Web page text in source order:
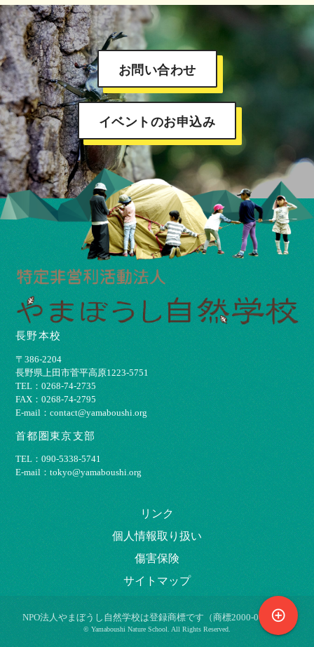
お問い合わせ
イベントのお申込み
長野本校
〒386-2204
⻑野県上⽥市菅平⾼原1223-5751
TEL：0268-74-2735
FAX：0268-74-2795
E-mail：contact@yamaboushi.org
首都圏東京支部
TEL：090-5338-5741
E-mail：tokyo@yamaboushi.org
リンク
個⼈情報取り扱い
傷害保険
サイトマップ
NPO法⼈やまぼうし⾃然学校は登録商標です（商標2000-009695）
© Yamaboushi Nature School. All Rights Reserved.
control_point